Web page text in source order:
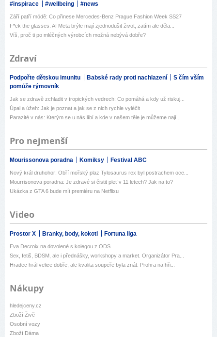
#inspirace #wellbeing #news
Září patří módě: Co přinese Mercedes-Benz Prague Fashion Week SS27
F*ck the glasses: AI Meta brýle mají zjednodušit život, zatím ale děla...
Víš, proč ti po mléčných výrobcích možná nebývá dobře?
Zdraví
Podpořte dětskou imunitu Babské rady proti nachlazení
S čím vším
pomůže rýmovník
Jak se zdravě zchladit v tropických vedrech: Co pomáhá a kdy už riskuj...
Úpal a úžeh: Jak je poznat a jak se z nich rychle vyléčit
Parazité v nás: Kterým se u nás líbí a kde v našem těle je můžeme nají...
Pro nejmenší
Mourissonova poradna Komiksy Festival ABC
Nový král druhohor: Obří mořský plaz Tylosaurus rex byl postrachem oce...
Mourrisonova poradna: Je zdravé si čistit pleť v 11 letech? Jak na to?
Ukázka z GTA 6 bude mít premiéru na Netflixu
Video
Prostor X Branky, body, kokoti Fortuna liga
Eva Decroix na dovolené s kolegou z ODS
Sex, fetiš, BDSM, ale i přednášky, workshopy a market. Organizátor Pra...
Hradec hrál velice dobře, ale kvalita soupeře byla znát. Prohra na hři...
Nákupy
hledejceny.cz
Zboží Živě
Osobní vozy
Zboží Dáma